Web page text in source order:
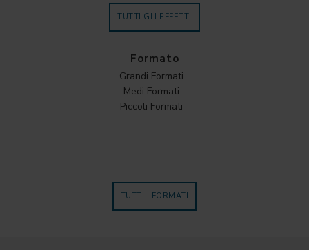
TUTTI GLI EFFETTI
Formato
Grandi Formati
Medi Formati
Piccoli Formati
TUTTI I FORMATI